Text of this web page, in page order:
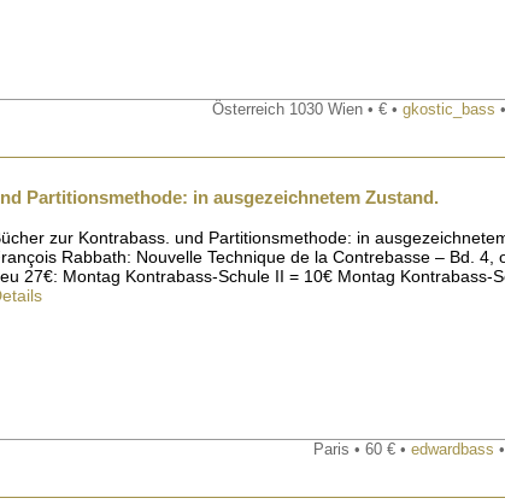
Österreich 1030 Wien • € • gkostic_bass
Partitionsmethode: in ausgezeichnetem Zustand.
zur Kontrabass. und Partitionsmethode: in
Rabbath: Nouvelle Technique de la Contrebasse – Bd. 4,
27€: Montag Kontrabass-Schule II = 10€ Montag Kontrabass-
Paris • 60 € • edwardbass